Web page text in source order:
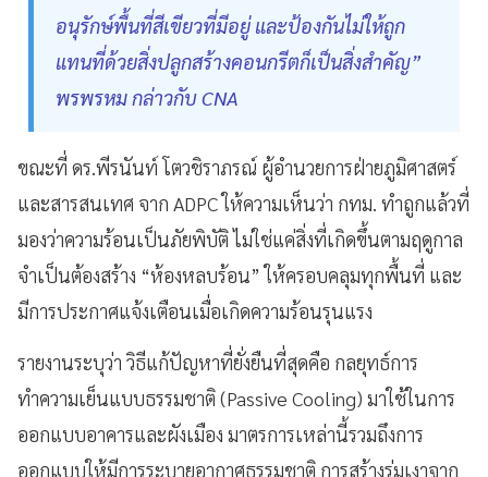
อนุรักษ์พื้นที่สีเขียวที่มีอยู่ และป้องกันไม่ให้ถูก
แทนที่ด้วยสิ่งปลูกสร้างคอนกรีตก็เป็นสิ่งสำคัญ”
พรพรหม กล่าวกับ CNA
ขณะที่ ดร.พีรนันท์ โตวชิราภรณ์ ผู้อำนวยการฝ่ายภูมิศาสตร์
และสารสนเทศ จาก ADPC ให้ความเห็นว่า กทม. ทำถูกแล้วที่
มองว่าความร้อนเป็นภัยพิบัติ ไม่ใช่แค่สิ่งที่เกิดขึ้นตามฤดูกาล
จำเป็นต้องสร้าง “ห้องหลบร้อน” ให้ครอบคลุมทุกพื้นที่ และ
มีการประกาศแจ้งเตือนเมื่อเกิดความร้อนรุนแรง
รายงานระบุว่า วิธีแก้ปัญหาที่ยั่งยืนที่สุดคือ กลยุทธ์การ
ทำความเย็นแบบธรรมชาติ (Passive Cooling) มาใช้ในการ
ออกแบบอาคารและผังเมือง มาตรการเหล่านี้รวมถึงการ
ออกแบบให้มีการระบายอากาศธรรมชาติ การสร้างร่มเงาจาก